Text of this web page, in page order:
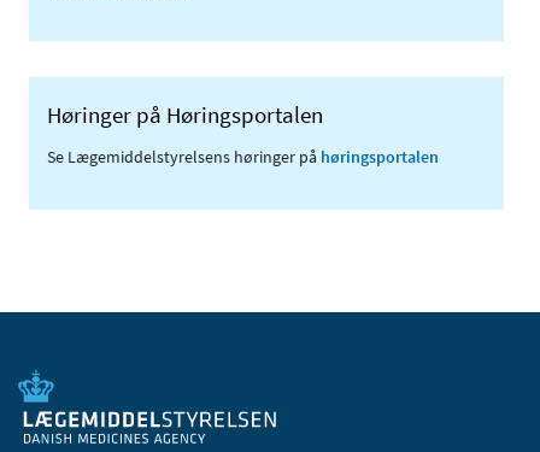
Høringer på Høringsportalen
Se Lægemiddelstyrelsens høringer på høringsportalen